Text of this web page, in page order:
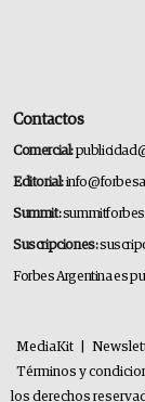
Contactos
Comercial:
Editorial:
Summit:
Suscripciones:
Forbes Argentina es
MediaKit
Términos y
los derechos